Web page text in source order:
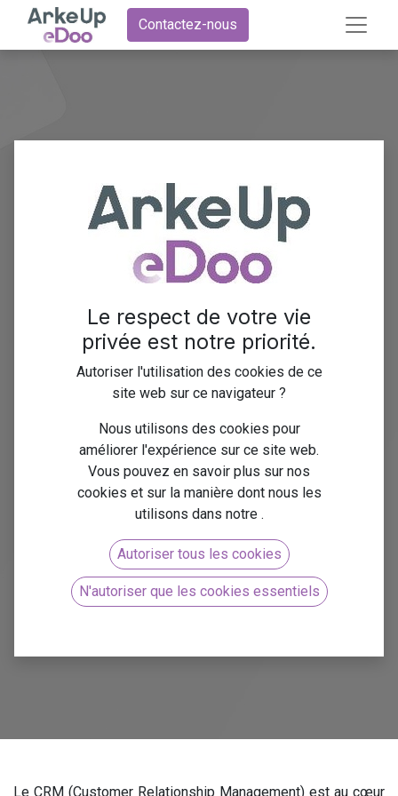
Contactez-nous
Configurer
un CRM dans
Odoo pour
une gestion
commerciale
efficace
Le CRM (Customer Relationship Management) est au
cœur de la gestion commerciale moderne.
Le CRM (Customer Relationship Management) est au cœur
Le respect de votre vie
privée est notre priorité.
Autoriser l'utilisation des cookies de ce
site web sur ce navigateur ?
Nous utilisons des cookies pour
améliorer l'expérience sur ce site web.
Vous pouvez en savoir plus sur nos
cookies et sur la manière dont nous les
utilisons dans notre .
Autoriser tous les cookies
N'autoriser que les cookies essentiels